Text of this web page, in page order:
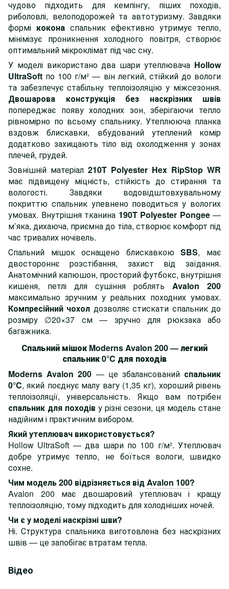
чудово підходить для кемпінгу, піших походів,
риболовлі, велоподорожей та автотуризму. Завдяки
формі кокона спальник ефективно утримує тепло,
мінімізує проникнення холодного повітря, створює
оптимальний мікроклімат під час сну.
У моделі використано два шари утеплювача Hollow
UltraSoft по 100 г/м² — він легкий, стійкий до вологи
та забезпечує стабільну теплоізоляцію у міжсезоння.
Двошарова конструкція без наскрізних швів
попереджає появу холодних зон, зберігаючи тепло
рівномірно по всьому спальнику. Утеплююча планка
вздовж блискавки, вбудований утеплений комір
додатково захищають тіло від охолодження у зонах
плечей, грудей.
Зовнішній матеріал 210T Polyester Hex RipStop WR
має підвищену міцність, стійкість до стирання та
вологості. Завдяки водовідштовхувальному
покриттю спальник упевнено поводиться у вологих
умовах. Внутрішня тканина 190T Polyester Pongee—
м’яка, дихаюча, приємна до тіла, створює комфорт під
час тривалих ночівель.
Спальний мішок оснащено блискавкоюSBS, має
двостороннє розстібання, захист від заїдання.
Анатомічний капюшон, просторий футбокс, внутрішня
кишеня, петлі для сушіння роблять Avalon 200
максимально зручним у реальних походних умовах.
Компресійний чохол дозволяє стискати спальник до
розміру ∅20×37 см — зручно для рюкзака або
багажника.
Спальний мішок Moderns Avalon 200 — легкий
спальник 0°C для походів
Moderns Avalon 200 — це збалансований спальник
0°C, який поєднує малу вагу (1,35 кг), хороший рівень
теплоізоляції, універсальність. Якщо вам потрібен
спальник для походів у різні сезони, ця модель стане
надійним і практичним вибором.
Який утеплювач використовується?
Hollow UltraSoft — два шари по 100 г/м². Утеплювач
добре утримує тепло, не боїться вологи, швидко
сохне.
Чим модель 200 відрізняється від Avalon 100?
Avalon 200 має двошаровий утеплювач і кращу
теплоізоляцію, тому підходить для холодніших ночей.
Чи є у моделі наскрізні шви?
Ні. Структура спальника виготовлена без наскрізних
швів — це запобігає втратам тепла.
Відео